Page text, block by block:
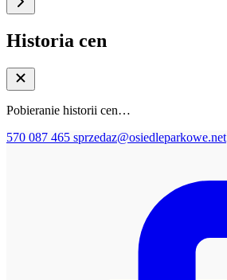
Historia cen
Pobieranie historii cen…
570 087 465 sprzedaz@osiedleparkowe.net